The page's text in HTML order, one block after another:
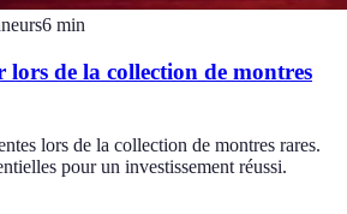
6 min
lors de la collection de montres
lors de la collection de montres rares.
pour un investissement réussi.